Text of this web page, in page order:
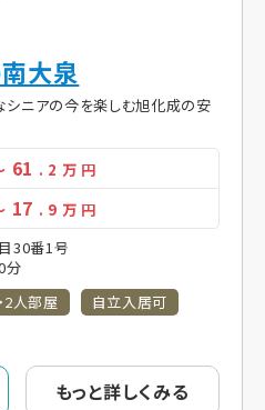
大泉
ニアの今を楽しむ旭化成の安
61 . 2 万 円
17 . 9 万 円
30番1号
分
2人部屋
自立入居可
もっと詳しくみる